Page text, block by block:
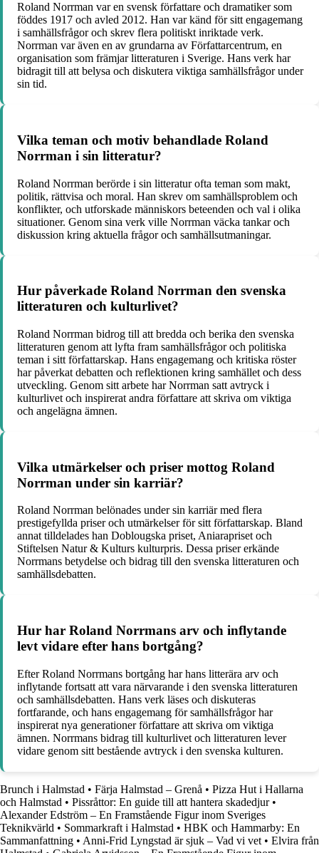
Roland Norrman var en svensk författare och dramatiker som
föddes 1917 och avled 2012. Han var känd för sitt engagemang
i samhällsfrågor och skrev flera politiskt inriktade verk.
Norrman var även en av grundarna av Författarcentrum, en
organisation som främjar litteraturen i Sverige. Hans verk har
bidragit till att belysa och diskutera viktiga samhällsfrågor under
sin tid.
Vilka teman och motiv behandlade Roland
Norrman i sin litteratur?
Roland Norrman berörde i sin litteratur ofta teman som makt,
politik, rättvisa och moral. Han skrev om samhällsproblem och
konflikter, och utforskade människors beteenden och val i olika
situationer. Genom sina verk ville Norrman väcka tankar och
diskussion kring aktuella frågor och samhällsutmaningar.
Hur påverkade Roland Norrman den svenska
litteraturen och kulturlivet?
Roland Norrman bidrog till att bredda och berika den svenska
litteraturen genom att lyfta fram samhällsfrågor och politiska
teman i sitt författarskap. Hans engagemang och kritiska röster
har påverkat debatten och reflektionen kring samhället och dess
utveckling. Genom sitt arbete har Norrman satt avtryck i
kulturlivet och inspirerat andra författare att skriva om viktiga
och angelägna ämnen.
Vilka utmärkelser och priser mottog Roland
Norrman under sin karriär?
Roland Norrman belönades under sin karriär med flera
prestigefyllda priser och utmärkelser för sitt författarskap. Bland
annat tilldelades han Doblougska priset, Aniarapriset och
Stiftelsen Natur & Kulturs kulturpris. Dessa priser erkände
Norrmans betydelse och bidrag till den svenska litteraturen och
samhällsdebatten.
Hur har Roland Norrmans arv och inflytande
levt vidare efter hans bortgång?
Efter Roland Norrmans bortgång har hans litterära arv och
inflytande fortsatt att vara närvarande i den svenska litteraturen
och samhällsdebatten. Hans verk läses och diskuteras
fortfarande, och hans engagemang för samhällsfrågor har
inspirerat nya generationer författare att skriva om viktiga
ämnen. Norrmans bidrag till kulturlivet och litteraturen lever
vidare genom sitt bestående avtryck i den svenska kulturen.
Brunch i Halmstad • Färja Halmstad – Grenå • Pizza Hut i Hallarna
och Halmstad • Pissråttor: En guide till att hantera skadedjur•
Alexander Edström – En Framstående Figur inom Sveriges
Teknikvärld • Sommarkraft i Halmstad • HBK och Hammarby: En
Sammanfattning • Anni-Frid Lyngstad är sjuk – Vad vi vet • Elvira från